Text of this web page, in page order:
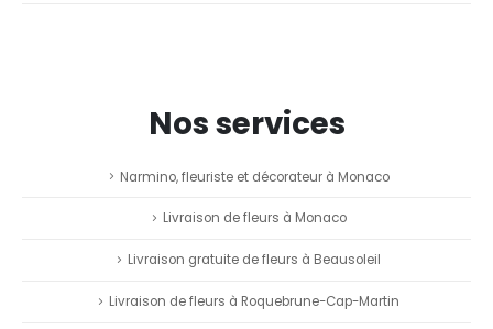
Nos services
Narmino, fleuriste et décorateur à Monaco
Livraison de fleurs à Monaco
Livraison gratuite de fleurs à Beausoleil
Livraison de fleurs à Roquebrune-Cap-Martin